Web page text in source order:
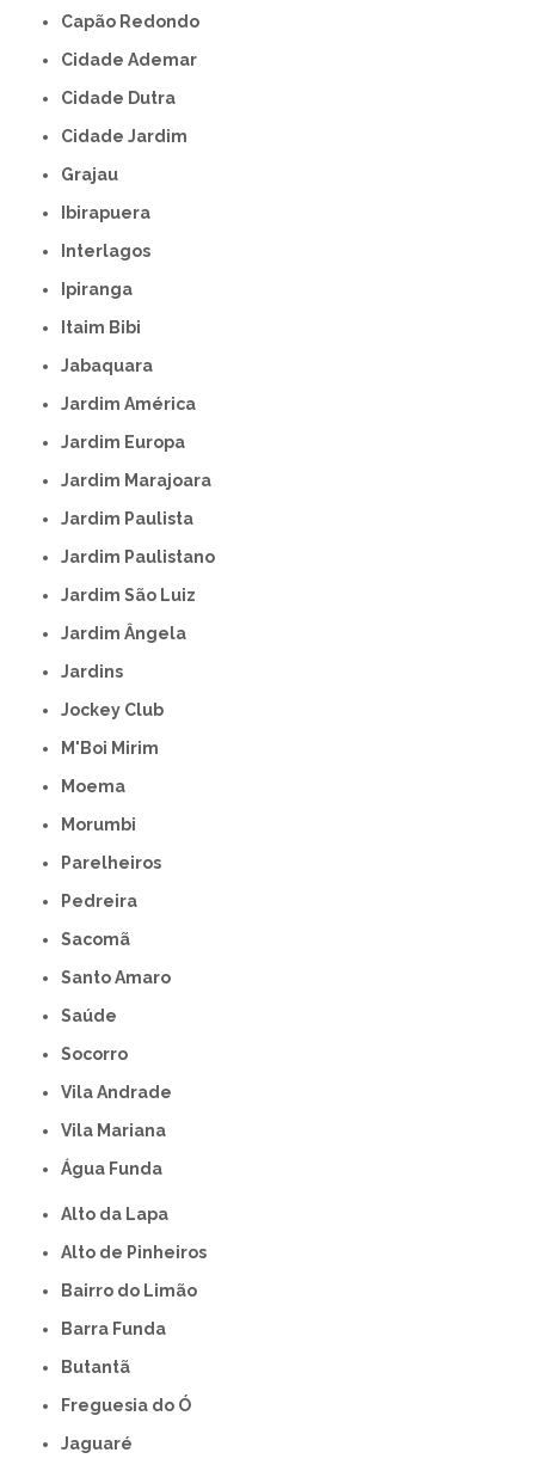
Capão Redondo
Cidade Ademar
Cidade Dutra
Cidade Jardim
Grajau
Ibirapuera
Interlagos
Ipiranga
Itaim Bibi
Jabaquara
Jardim América
Jardim Europa
Jardim Marajoara
Jardim Paulista
Jardim Paulistano
Jardim São Luiz
Jardim Ângela
Jardins
Jockey Club
M'Boi Mirim
Moema
Morumbi
Parelheiros
Pedreira
Sacomã
Santo Amaro
Saúde
Socorro
Vila Andrade
Vila Mariana
Água Funda
Alto da Lapa
Alto de Pinheiros
Bairro do Limão
Barra Funda
Butantã
Freguesia do Ó
Jaguaré